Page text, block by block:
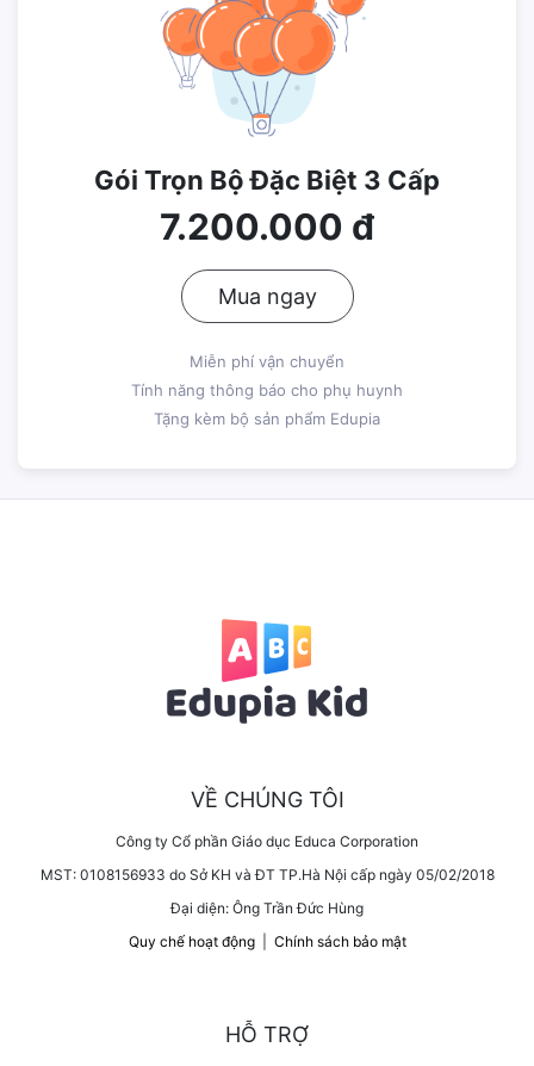
Gói Trọn Bộ Đặc Biệt 3 Cấp
7.200.000 đ
Mua ngay
Miễn phí vận chuyển
Tính năng thông báo cho phụ huynh
Tặng kèm bộ sản phẩm Edupia
VỀ CHÚNG TÔI
Công ty Cổ phần Giáo dục Educa Corporation
MST: 0108156933 do Sở KH và ĐT TP.Hà Nội cấp ngày 05/02/2018
Đại diện: Ông Trần Đức Hùng
Quy chế hoạt động| Chính sách bảo mật
HỖ TRỢ